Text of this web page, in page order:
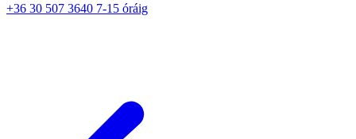
+36 30 507 3640 7-15 óráig